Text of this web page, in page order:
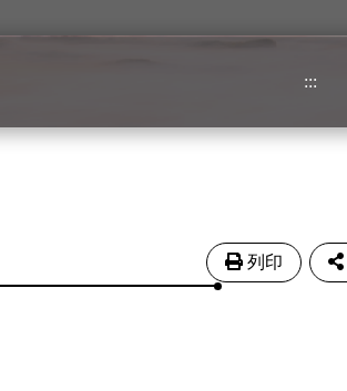
:::
列印